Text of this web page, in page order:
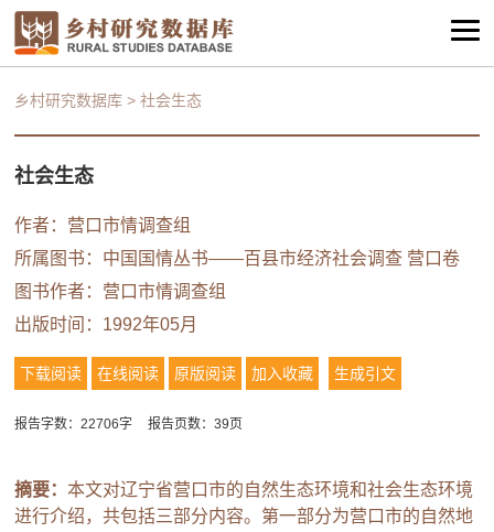
乡村研究数据库 >社会生态
社会生态
作者：营口市情调查组
所属图书： 中国国情丛书——百县市经济社会调查 营口卷
图书作者：营口市情调查组
出版时间：1992年05月
下载阅读 在线阅读 原版阅读 加入收藏 生成引文
报告字数：22706字 报告页数：39页
摘要：本文对辽宁省营口市的自然生态环境和社会生态环境
进行介绍，共包括三部分内容。第一部分为营口市的自然地